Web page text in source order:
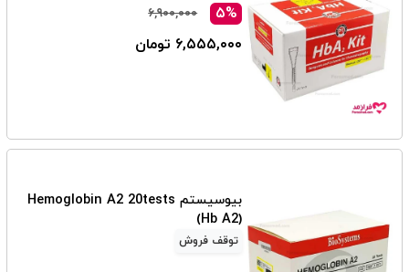
۵% ۶,۹۰۰,۰۰۰
۶,۵۵۵,۰۰۰ تومان
بیوسیستم Hemoglobin A2 20tests
(Hb A2)
توقف فروش